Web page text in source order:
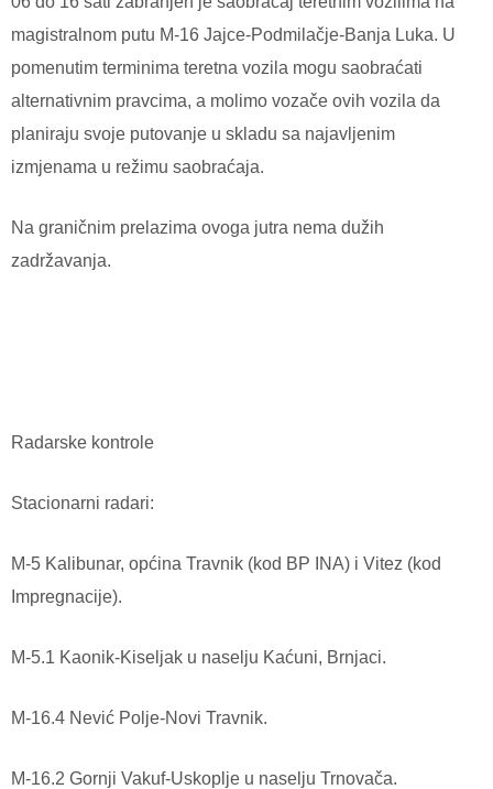
magistralnom putu M-16 Jajce-Podmilačje-Banja Luka. U
pomenutim terminima teretna vozila mogu saobraćati
alternativnim pravcima, a molimo vozače ovih vozila da
planiraju svoje putovanje u skladu sa najavljenim
izmjenama u režimu saobraćaja.
Na graničnim prelazima ovoga jutra nema dužih
zadržavanja.
Radarske kontrole
Stacionarni radari:
M-5 Kalibunar, općina Travnik (kod BP INA) i Vitez (kod
Impregnacije).
M-5.1 Kaonik-Kiseljak u naselju Kaćuni, Brnjaci.
M-16.4 Nević Polje-Novi Travnik.
M-16.2 Gornji Vakuf-Uskoplje u naselju Trnovača.